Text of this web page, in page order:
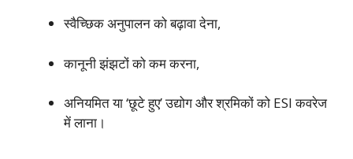
स्वैच्छिक अनुपालन को बढ़ावा देना,
कानूनी झंझटों को कम करना,
अनियमित या ‘छूटे हुए’ उद्योग और श्रमिकों को ESI कवरेज
में लाना।